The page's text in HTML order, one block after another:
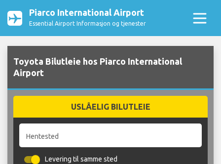
Piarco International Airport
Essential Airport Informasjon og tjenester
Toyota Bilutleie hos Piarco International
Airport
USLÅELIG BILUTLEIE
Hentested
Levering til samme sted